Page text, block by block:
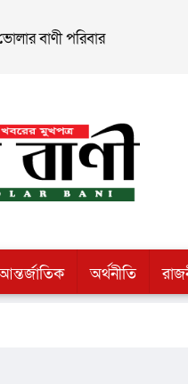
বাণী পরিবার
অর্থনীতি